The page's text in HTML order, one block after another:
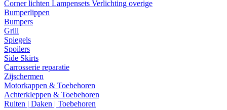
Corner lichten Lampensets Verlichting overige
Bumperlippen
Bumpers
Grill
Spiegels
Spoilers
Side Skirts
Carrosserie reparatie
Zijschermen
Motorkappen & Toebehoren
Achterkleppen & Toebehoren
Ruiten | Daken | Toebehoren